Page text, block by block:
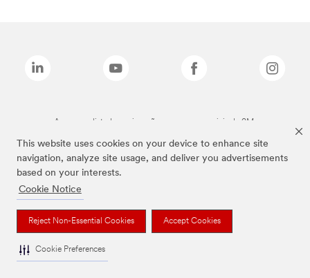
This website uses cookies on your device to enhance site
navigation, analyze site usage, and deliver you advertisements
based on your interests.
Cookie Notice
Reject Non-Essential Cookies Accept Cookies
Cookie Preferences
As marcas listadas a cima são marcas comerciais da 3M.